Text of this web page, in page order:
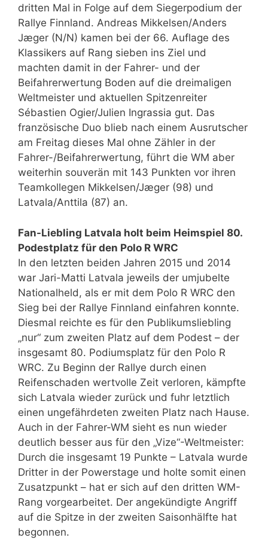
dritten Mal in Folge auf dem Siegerpodium der
Rallye Finnland. Andreas Mikkelsen/Anders
Jæger (N/N) kamen bei der 66. Auflage des
Klassikers auf Rang sieben ins Ziel und
machten damit in der Fahrer- und der
Beifahrerwertung Boden auf die dreimaligen
Weltmeister und aktuellen Spitzenreiter
Sébastien Ogier/Julien Ingrassia gut. Das
französische Duo blieb nach einem Ausrutscher
am Freitag dieses Mal ohne Zähler in der
Fahrer-/Beifahrerwertung, führt die WM aber
weiterhin souverän mit 143 Punkten vor ihren
Teamkollegen Mikkelsen/Jæger (98) und
Latvala/Anttila (87) an.
Fan-Liebling Latvala holt beim Heimspiel 80.
Podestplatz für den Polo R WRC
In den letzten beiden Jahren 2015 und 2014
war Jari-Matti Latvala jeweils der umjubelte
Nationalheld, als er mit dem Polo R WRC den
Sieg bei der Rallye Finnland einfahren konnte.
Diesmal reichte es für den Publikumsliebling
„nur“ zum zweiten Platz auf dem Podest – der
insgesamt 80. Podiumsplatz für den Polo R
WRC. Zu Beginn der Rallye durch einen
Reifenschaden wertvolle Zeit verloren, kämpfte
sich Latvala wieder zurück und fuhr letztlich
einen ungefährdeten zweiten Platz nach Hause.
Auch in der Fahrer-WM sieht es nun wieder
deutlich besser aus für den „Vize“-Weltmeister:
Durch die insgesamt 19 Punkte – Latvala wurde
Dritter in der Powerstage und holte somit einen
Zusatzpunkt – hat er sich auf den dritten WM-
Rang vorgearbeitet. Der angekündigte Angriff
auf die Spitze in der zweiten Saisonhälfte hat
begonnen.